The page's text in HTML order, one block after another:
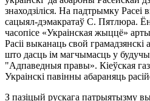
знаходзіліся. На падтрымку Расеі
сацыял-дэмакратаў С. Пятлюра.
часопісе «Украінская жыццё»
Расіі выканаць свой грамадзянскі
што дасць ім магчымасць у
"Адпаведныя правы». Кіеўская
Украінскі павінны абараняць
З пазіцый рускага патрыятызму